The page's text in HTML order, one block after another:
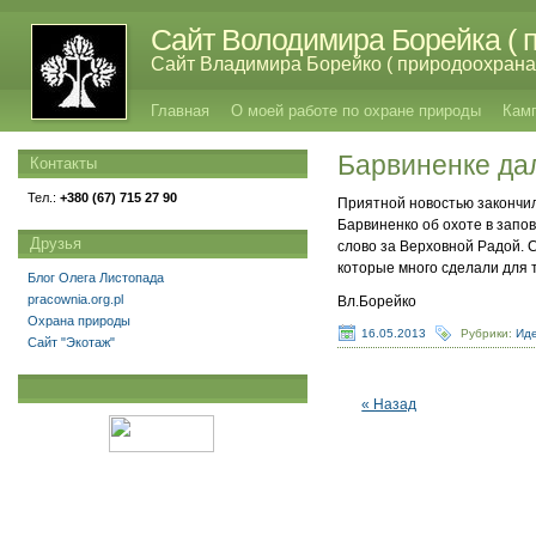
Сайт Володимира Борейка (
Сайт Владимира Борейко (
Главная О моей работе по охране природы
Барвиненке
Приятной новостью
Барвиненко об охоте в
слово за Верховной Радой.
которые много сделали для
Вл.Борейко
16.05.2013 Рубрики:
« Назад
Контакты
Тел.: +380 (67) 715 27 90
Друзья
Блог Олега Листопада
pracownia.org.pl
Охрана природы
Сайт "Экотаж"